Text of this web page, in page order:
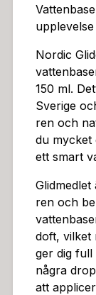
dig som
kla
för dig som
skonsam
aserat
nskaper:
t, skonsam
vändning med
e Pure Water
behaglig
onomiskt
150 ml. Detta
ch är perfekt
änsla. Med
a, vilket gör
framtaget för
upplevelse
Nordic
150 ml.
Sverige
ren och
du mycket
ett smart
ren och
doft, vilket
ger dig
några
att